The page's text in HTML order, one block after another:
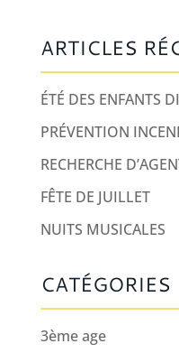
ARTICLES
ÉTÉ DES ENFANTS
PRÉVENTION
RECHERCHE
FÊTE DE JUILLET
NUITS MUSICALES
CATÉGORIES
3ème age